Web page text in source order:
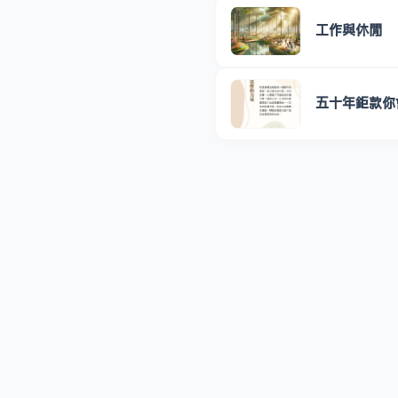
工作與休閒
五十年鉅款你